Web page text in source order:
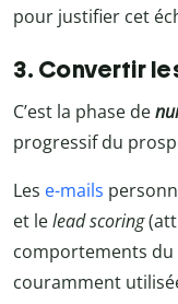
pour justifier cet
3. Convertir
C’est la phase de
progressif du
Les e-mails
et lelead scoring
comportements
couramment